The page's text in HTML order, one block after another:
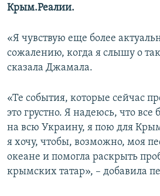
Крым.Реалии.
«Я чувствую еще более
сожалению, когда я слышу о
сказала Джамала.
«Те события, которые сейчас
это грустно. Я надеюсь, что
на всю Украину, я пою для
я хочу, чтобы, возможно, моя
океане и помогла раскрыть
крымских татар», – добавила